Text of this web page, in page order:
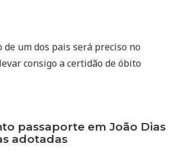
de um dos pais será preciso no
levar consigo a certidão de óbito
passaporte em João Dias
adotadas